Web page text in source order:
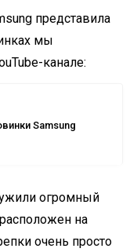
представила
мы
канале:
Samsung
огромный
на
очень просто